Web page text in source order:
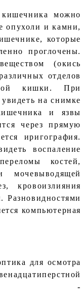
можно
опухоли и камни,
которые
проглочены.
(окись
отделов
кишки. При
на снимке
и язвы
через прямую
иригография.
воспаление
костей,
мочевыводящей
кровоизлияния
Разновидностями
компьютерная
для осмотра
-